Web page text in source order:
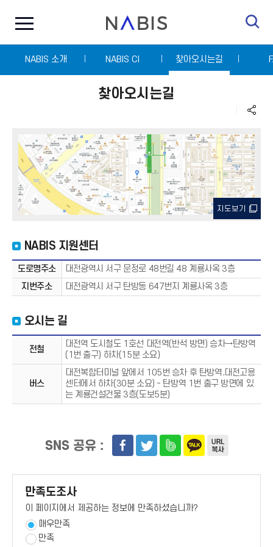
N
A
I
S
전
체
뉴
기
NABIS 소개 NABIS CI 찾아오시는길
찾아오시는길
지도보기
NABIS 지원센터
도로명주소
대전광역시 서구 문정로 48번길 48 계룡사옥 3층
지번주소
대전광역시 서구 탄방동 647번지 계룡사옥 3층
오시는 길
전철
대전역 도시철도 1호선 대전역(반석 방면) 승차→탄방역
(1번 출구) 하차(15분 소요)
버스
대전복합터미널 앞에서 105번 승차 후 탄방역.대전고용
센터에서 하차(30분 소요) - 탄방역 1번 출구 방면에 있
는 계룡건설건물 3층(도보5분)
SNS 공유 :
만족도조사
이 페이지에서 제공하는 정보에 만족하셨습니까?
매우만족
만족